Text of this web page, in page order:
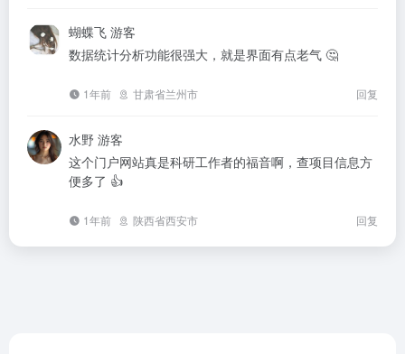
蝴蝶飞 游客
数据统计分析功能很强大，就是界面有点老气 🤔
1年前 甘肃省兰州市 回复
水野 游客
这个门户网站真是科研工作者的福音啊，查项目信息方
便多了 👍
1年前 陕西省西安市 回复